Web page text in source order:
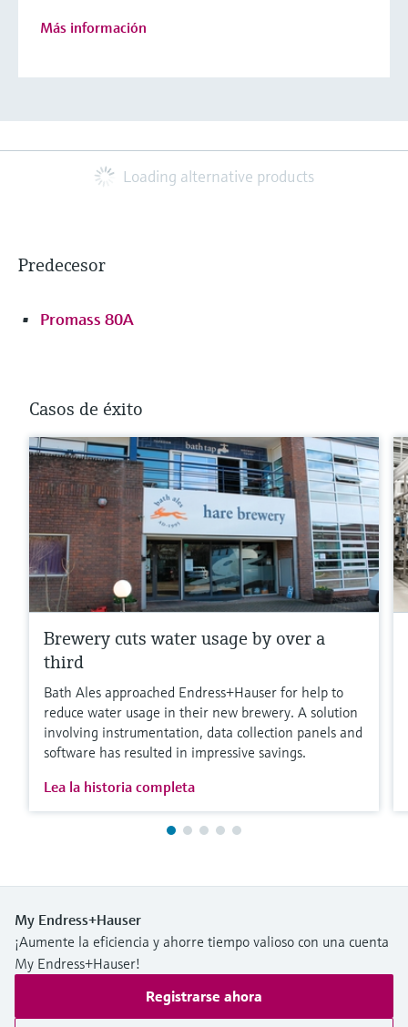
Más información
Loading alternative products
Predecesor
Promass 80A
Casos de éxito
Brewery cuts water usage by over a
third
Bath Ales approached Endress+Hauser for help to
reduce water usage in their new brewery. A solution
involving instrumentation, data collection panels and
software has resulted in impressive savings.
Lea la historia completa
My Endress+Hauser
¡Aumente la eficiencia y ahorre tiempo valioso con una cuenta
My Endress+Hauser!
Registrarse ahora